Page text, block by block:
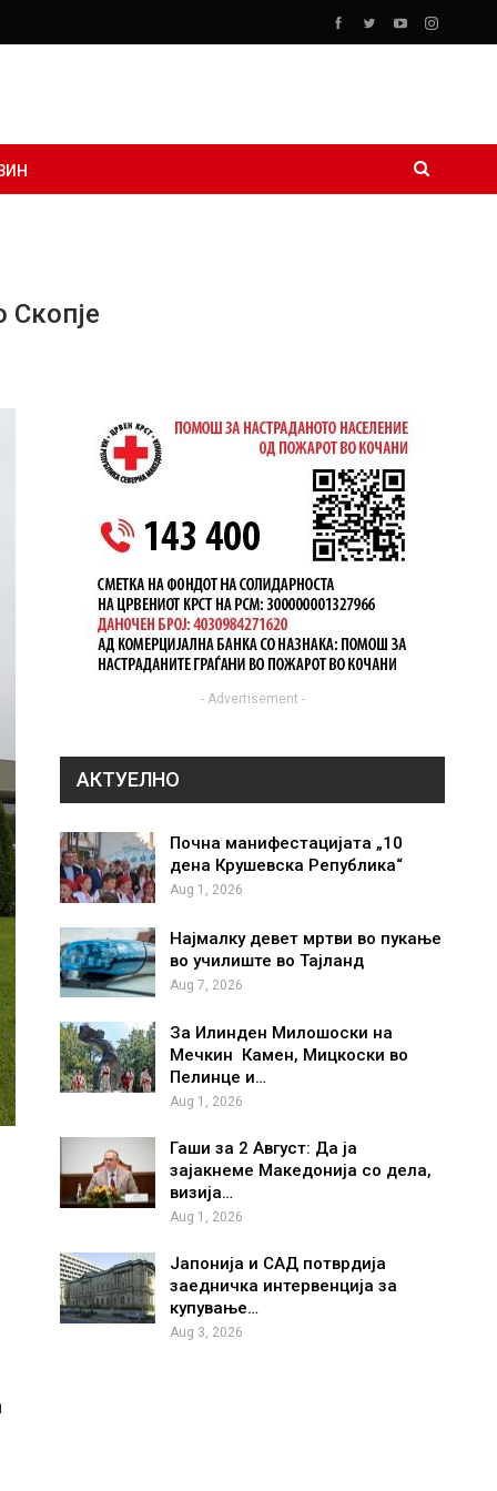
Скопје
- Advertisement -
АКТУЕЛНО
Почна манифестацијата „10
дена Крушевска Република“
Aug 1, 2026
Најмалку девет мртви во пукање
во училиште во Тајланд
Aug 7, 2026
За Илинден Милошоски на
Мечкин Камен, Мицкоски во
Пелинце и…
Aug 1, 2026
Гаши за 2 Август: Да ја
зајакнеме Македонија со дела,
визија…
Aug 1, 2026
Јапонија и САД потврдија
заедничка интервенција за
купување…
Aug 3, 2026